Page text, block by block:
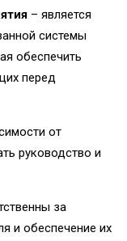
– является
системы
обеспечить
перед
от
руководство и
за
и обеспечение их